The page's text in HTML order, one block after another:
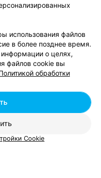
Октябрьский в
Октябрьский в
использования файлов
в более позднее время.
о целях,
файлов cookie вы
обработки
Cookie